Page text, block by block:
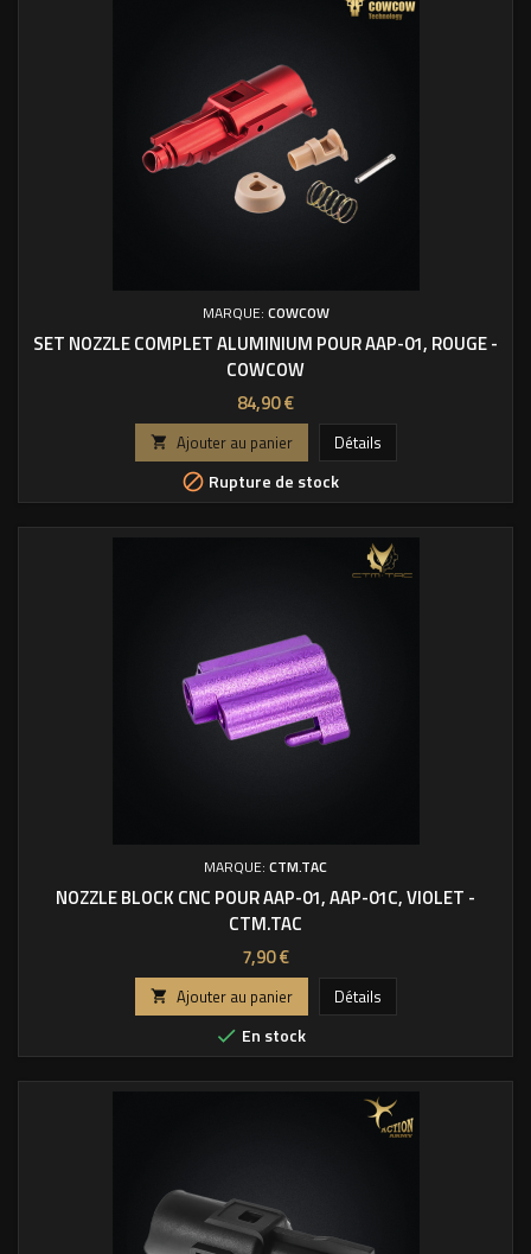
MARQUE: COWCOW
SET NOZZLE COMPLET ALUMINIUM POUR AAP-01, ROUGE -
COWCOW
Prix
84,90 €
 Ajouter au panier
Détails
 Rupture de stock
MARQUE: CTM.TAC
NOZZLE BLOCK CNC POUR AAP-01, AAP-01C, VIOLET -
CTM.TAC
Prix
7,90 €
 Ajouter au panier
Détails
 En stock